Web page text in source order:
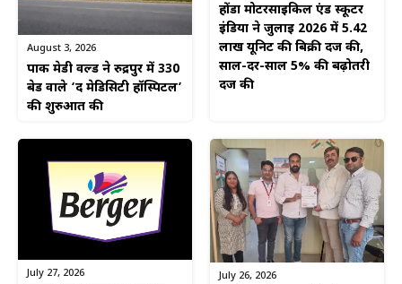
August 3, 2026
पार्क मेडी वर्ल्ड ने रुद्रपुर में 330
बेड वाले ‘द मेडिसिटी हॉस्पिटल’
की शुरुआत की
होंडा मोटरसाइकिल एंड स्कूटर
इंडिया ने जुलाई 2026 में 5.42
लाख यूनिट की बिक्री दर्ज की,
साल-दर-साल 5% की बढ़ोतरी
दर्ज की
July 27, 2026 July 26, 2026